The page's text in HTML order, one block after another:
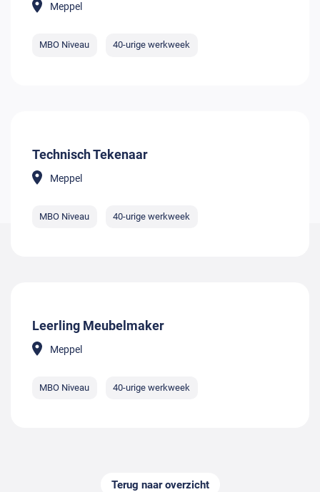
Meppel
MBO Niveau 40-urige werkweek
Technisch Tekenaar
Meppel
MBO Niveau 40-urige werkweek
Leerling Meubelmaker
Meppel
MBO Niveau 40-urige werkweek
Terug naar overzicht